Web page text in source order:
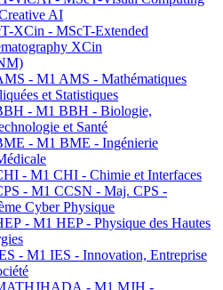
AI
XCin - MScT-Extended
XCin
- M1 AMS - Mathématiques
et Statistiques
- M1 BBH - Biologie,
et Santé
- M1 BME - Ingénierie
- M1 CHI - Chimie et Interfaces
- M1 CCSN - Maj. CPS -
Cyber Physique
- M1 HEP - Physique des Hautes
- M1 IES - Innovation, Entreprise
- M1 MJH -